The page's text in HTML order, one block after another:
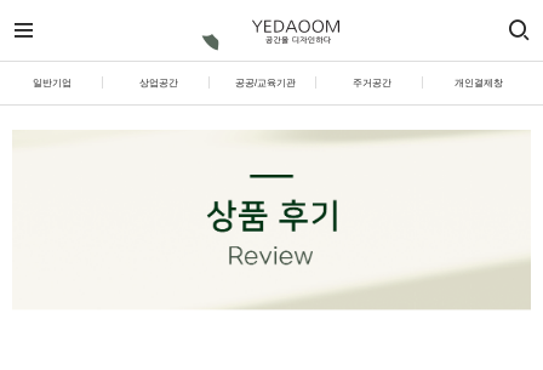
일반기업 상업공간 공공/교육기관 주거공간 개인결제창